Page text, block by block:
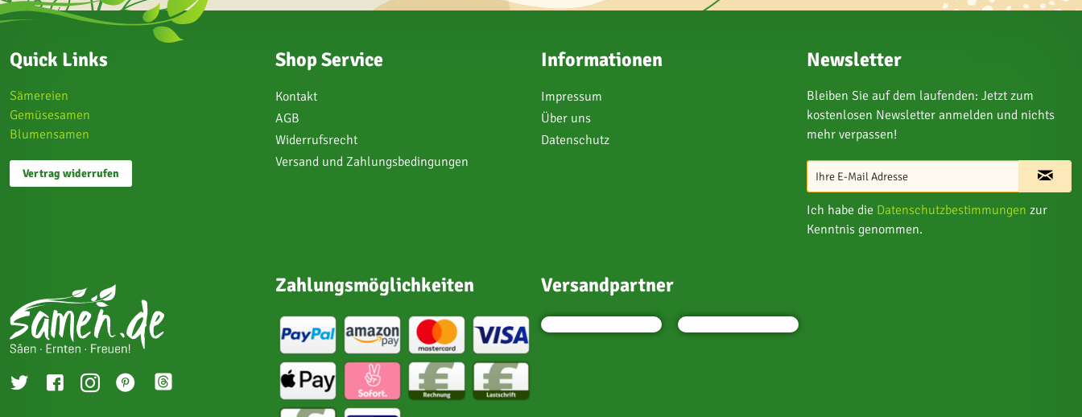
Quick Links
Sämereien
Gemüsesamen
Blumensamen
Vertrag widerrufen
Shop Service
Kontakt
AGB
Widerrufsrecht
Versand und Zahlungsbedingungen
Informationen
Impressum
Über uns
Datenschutz
Newsletter
Bleiben Sie auf dem laufenden: Jetzt zum
kostenlosen Newsletter anmelden und nichts
mehr verpassen!
Ich habe die Datenschutzbestimmungen zur
Kenntnis genommen.
Zahlungsmöglichkeiten Versandpartner